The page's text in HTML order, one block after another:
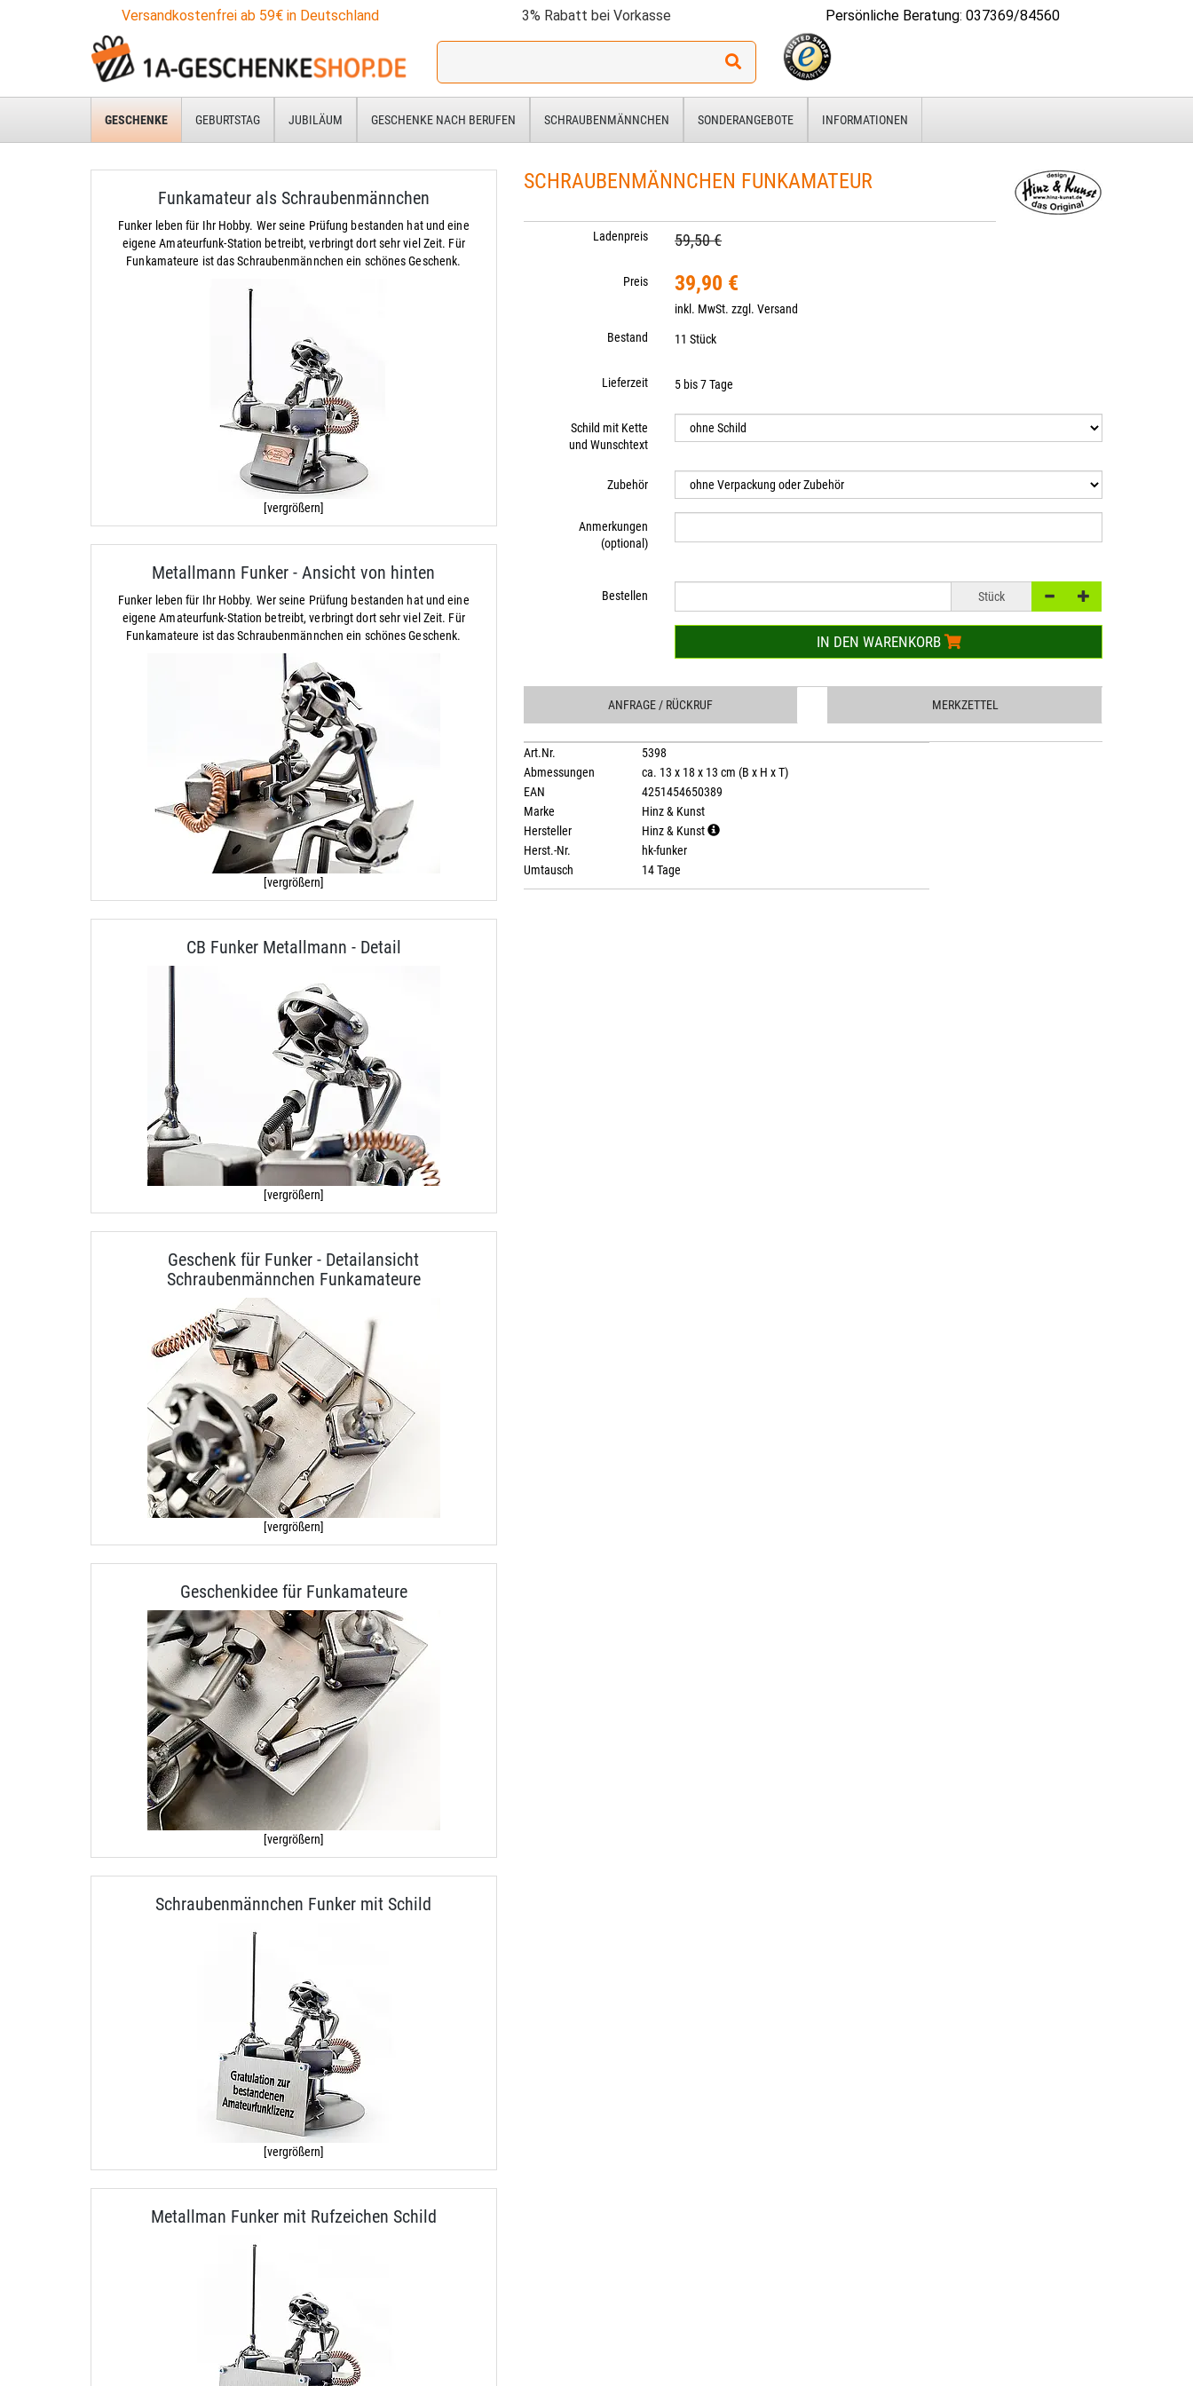
Versandkostenfrei ab 59€ in Deutschland 3% Rabatt bei Vorkasse Persönliche Beratung: 037369/84560
Ich
für:
GESCHENKE GEBURTSTAG JUBILÄUM GESCHENKE NACH BERUFEN SCHRAUBENMÄNNCHEN SONDERANGEBOTE INFORMATIONEN
Funkamateur als Schraubenmännchen
Funker leben für Ihr Hobby. Wer seine Prüfung bestanden hat und eine
eigene Amateurfunk-Station betreibt, verbringt dort sehr viel Zeit. Für
Funkamateure ist das Schraubenmännchen ein schönes Geschenk.
[vergrößern]
Metallmann Funker - Ansicht von hinten
Funker leben für Ihr Hobby. Wer seine Prüfung bestanden hat und eine
eigene Amateurfunk-Station betreibt, verbringt dort sehr viel Zeit. Für
Funkamateure ist das Schraubenmännchen ein schönes Geschenk.
[vergrößern]
CB Funker Metallmann - Detail
[vergrößern]
Geschenk für Funker - Detailansicht
Schraubenmännchen Funkamateure
[vergrößern]
Geschenkidee für Funkamateure
[vergrößern]
Schraubenmännchen Funker mit Schild
[vergrößern]
Metallman Funker mit Rufzeichen Schild
SCHRAUBENMÄNNCHEN FUNKAMATEUR
Ladenpreis 59,50 €
Preis 39,90 €
inkl. MwSt. zzgl.Versand
Bestand
11 Stück
Lieferzeit 5 bis 7 Tage
Schild mit Kette
und Wunschtext
Zubehör
Anmerkungen
(optional)
Bestellen Stück
IN DEN WARENKORB
ANFRAGE / RÜCKRUF MERKZETTEL
Art.Nr.
5398
Abmessungen
ca. 13 x 18 x 13 cm (B x H x T)
EAN
4251454650389
Marke
Hinz & Kunst
Hersteller
Hinz & Kunst
Herst.-Nr.
hk-funker
Umtausch
14 Tage